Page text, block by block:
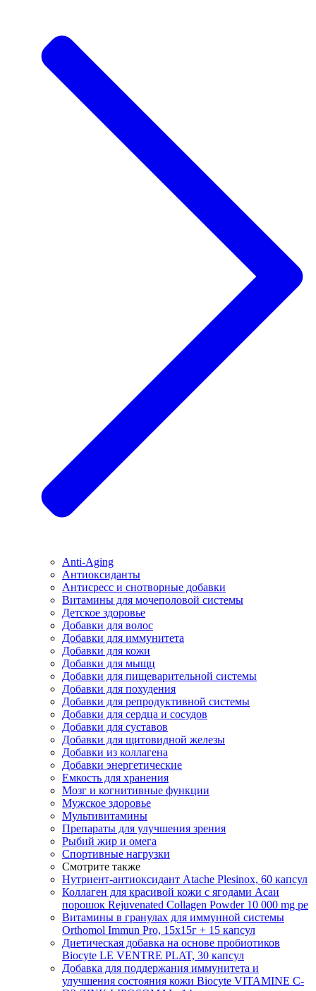
Anti-Aging
Антиоксиданты
Антисресс и снотворные добавки
Витамины для мочеполовой системы
Детское здоровье
Добавки для волос
Добавки для иммунитета
Добавки для кожи
Добавки для мыщц
Добавки для пищеварительной системы
Добавки для похудения
Добавки для репродуктивной системы
Добавки для сердца и сосудов
Добавки для суставов
Добавки для щитовидной железы
Добавки из коллагена
Добавки энергетические
Емкость для хранения
Мозг и когнитивные функции
Мужское здоровье
Мультивитамины
Препараты для улучшения зрения
Рыбий жир и омега
Спортивные нагрузки
Смотрите также
Нутриент-антиоксидант Atache Plesinox, 60 капсул
Коллаген для красивой кожи с ягодами Асаи
порошок Rejuvenated Сollagen Powder 10 000 mg pe
Витамины в гранулах для иммунной системы
Orthomol Immun Pro, 15х15г + 15 капсул
Диетическая добавка на основе пробиотиков
Biocyte LE VENTRE PLAT, 30 капсул
Добавка для поддержания иммунитета и
улучшения состояния кожи Biocyte VITAMINE C-